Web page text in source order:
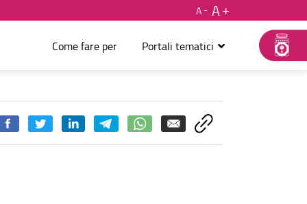
A
A
Come fare per Portali tematici